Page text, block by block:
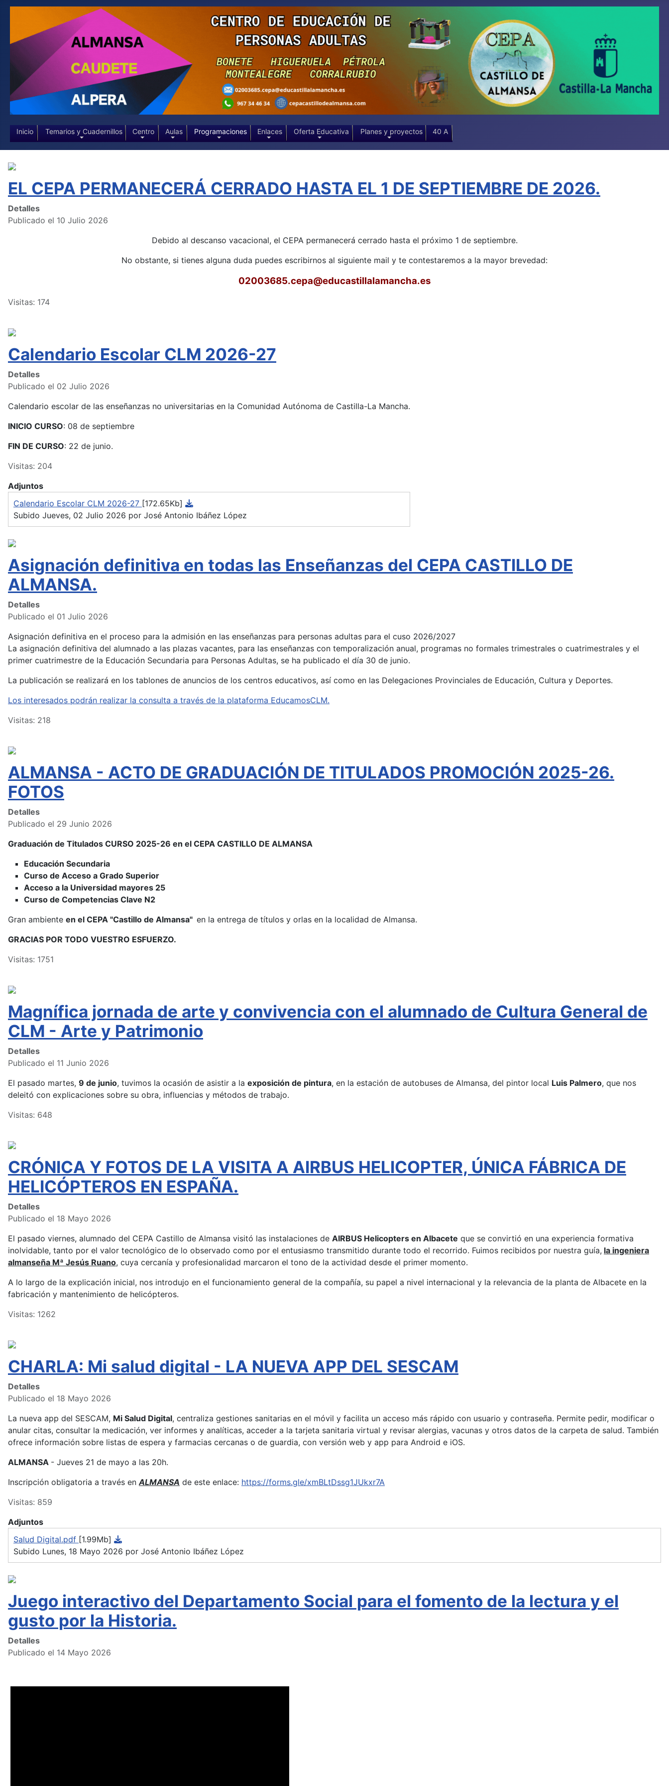
Inicio Temarios y Cuadernillos Centro Aulas Programaciones Enlaces Oferta Educativa Planes y proyectos 40 A
EL CEPA PERMANECERÁ CERRADO HASTA EL 1 DE SEPTIEMBRE DE 2026.
Detalles
Publicado el 10 Julio 2026
Debido al descanso vacacional, el CEPA permanecerá cerrado hasta el próximo 1 de septiembre.
No obstante, si tienes alguna duda puedes escribirnos al siguiente mail y te contestaremos a la mayor brevedad:
02003685.cepa@educastillalamancha.es
Visitas: 174
Calendario Escolar CLM 2026-27
Detalles
Publicado el 02 Julio 2026
Calendario escolar de las enseñanzas no universitarias en la Comunidad Autónoma de Castilla-La Mancha.
INICIO CURSO: 08 de septiembre
FIN DE CURSO: 22 de junio.
Visitas: 204
Adjuntos
Calendario Escolar CLM 2026-27 [172.65Kb]
Subido Jueves, 02 Julio 2026 por José Antonio Ibáñez López
Asignación definitiva en todas las Enseñanzas del CEPA CASTILLO DE
ALMANSA.
Detalles
Publicado el 01 Julio 2026
Asignación definitiva en el proceso para la admisión en las enseñanzas para personas adultas para el cuso 2026/2027
La asignación definitiva del alumnado a las plazas vacantes, para las enseñanzas con temporalización anual, programas no formales trimestrales o cuatrimestrales y el
primer cuatrimestre de la Educación Secundaria para Personas Adultas, se ha publicado el día 30 de junio.
La publicación se realizará en los tablones de anuncios de los centros educativos, así como en las Delegaciones Provinciales de Educación, Cultura y Deportes.
Los interesados podrán realizar la consulta a través de la plataforma EducamosCLM.
Visitas: 218
ALMANSA - ACTO DE GRADUACIÓN DE TITULADOS PROMOCIÓN 2025-26.
FOTOS
Detalles
Publicado el 29 Junio 2026
Graduación de Titulados CURSO 2025-26 en el CEPA CASTILLO DE ALMANSA
Educación Secundaria
Curso de Acceso a Grado Superior
Acceso a la Universidad mayores 25
Curso de Competencias Clave N2
Gran ambiente en el CEPA "Castillo de Almansa" en la entrega de títulos y orlas en la localidad de Almansa.
GRACIAS POR TODO VUESTRO ESFUERZO.
Visitas: 1751
Magnífica jornada de arte y convivencia con el alumnado de Cultura General de
CLM - Arte y Patrimonio
Detalles
Publicado el 11 Junio 2026
El pasado martes, 9 de junio, tuvimos la ocasión de asistir a la exposición de pintura, en la estación de autobuses de Almansa, del pintor local Luis Palmero, que nos
deleitó con explicaciones sobre su obra, influencias y métodos de trabajo.
Visitas: 648
CRÓNICA Y FOTOS DE LA VISITA A AIRBUS HELICOPTER, ÚNICA FÁBRICA DE
HELICÓPTEROS EN ESPAÑA.
Detalles
Publicado el 18 Mayo 2026
El pasado viernes, alumnado del CEPA Castillo de Almansa visitó las instalaciones de AIRBUS Helicopters en Albacete que se convirtió en una experiencia formativa
inolvidable, tanto por el valor tecnológico de lo observado como por el entusiasmo transmitido durante todo el recorrido. Fuimos recibidos por nuestra guía, la ingeniera
almanseña Mª Jesús Ruano, cuya cercanía y profesionalidad marcaron el tono de la actividad desde el primer momento.
A lo largo de la explicación inicial, nos introdujo en el funcionamiento general de la compañía, su papel a nivel internacional y la relevancia de la planta de Albacete en la
fabricación y mantenimiento de helicópteros.
Visitas: 1262
CHARLA: Mi salud digital - LA NUEVA APP DEL SESCAM
Detalles
Publicado el 18 Mayo 2026
La nueva app del SESCAM, Mi Salud Digital, centraliza gestiones sanitarias en el móvil y facilita un acceso más rápido con usuario y contraseña. Permite pedir, modificar o
anular citas, consultar la medicación, ver informes y analíticas, acceder a la tarjeta sanitaria virtual y revisar alergias, vacunas y otros datos de la carpeta de salud. También
ofrece información sobre listas de espera y farmacias cercanas o de guardia, con versión web y app para Android e iOS.
ALMANSA - Jueves 21 de mayo a las 20h.
Inscripción obligatoria a través en ALMANSA de este enlace: https://forms.gle/xmBLtDssg1JUkxr7A
Visitas: 859
Adjuntos
Salud Digital.pdf [1.99Mb]
Subido Lunes, 18 Mayo 2026 por José Antonio Ibáñez López
Juego interactivo del Departamento Social para el fomento de la lectura y el
gusto por la Historia.
Detalles
Publicado el 14 Mayo 2026